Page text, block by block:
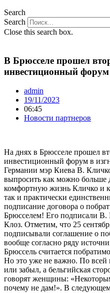
Search
Search
Close this search box.
В Брюсселе прошел
инвестиционный форум
admin
19/11/2023
06:45
Новости партнеров
На днях в Брюсселе прошел
инвестиционный форум в
Германии мэр Киева В.
выпросить как можно больше
комфортную жизнь Кличко и
так и практически
подписание договора о
Брюсселем! Его подписали
Клоз. Отметим, что 25
подписывали соглашение о
вообще согласно ряду
Брюссель считается
Но это уже не важно. По
или забыл, а бельгийская
говорят женщины:
почему не дам!». В